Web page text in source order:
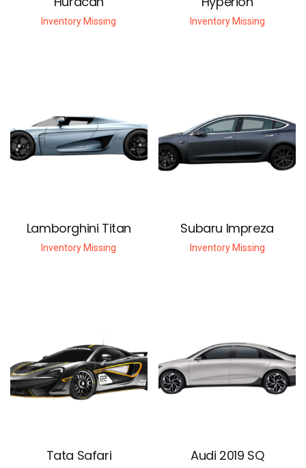
Inventory Missing Inventory Missing
Lamborghini Titan
Inventory Missing
Subaru Impreza
Inventory Missing
Tata Safari Audi 2019 SQ